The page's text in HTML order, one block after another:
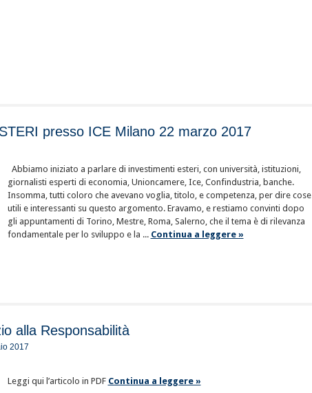
presso ICE Milano 22 marzo 2017
Abbiamo iniziato a parlare di investimenti esteri, con università, istituzioni,
giornalisti esperti di economia, Unioncamere, Ice, Confindustria, banche.
Insomma, tutti coloro che avevano voglia, titolo, e competenza, per dire cose
utili e interessanti su questo argomento. Eravamo, e restiamo convinti dopo
gli appuntamenti di Torino, Mestre, Roma, Salerno, che il tema è di rilevanza
fondamentale per lo sviluppo e la ... Continua a leggere »
alla Responsabilità
2017
Leggi qui l’articolo in PDF Continua a leggere »